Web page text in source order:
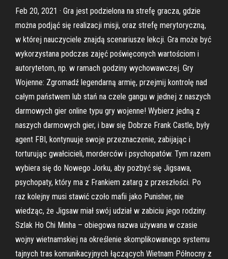
Feb 20, 2021 · Gra jest podzielona na strefę gracza, gdzie
można podjąć się realizacji misji, oraz strefę merytoryczną,
w której nauczyciele znajdą scenariusze lekcji. Gra może być
wykorzystana podczas zajęć poświęconych wartościom i
autorytetom, np. w ramach godziny wychowawczej. Gry
Wojenne: Zgromadź legendarną armię, przejmij kontrolę nad
całym państwem lub stań na czele gangu w jednej z naszych
darmowych gier online typu gry wojenne! Wybierz jedną z
naszych darmowych gier, i baw się Dobrze Frank Castle, były
agent FBI, kontynuuje swoje przeznaczenie, zabijając i
torturując gwałcicieli, morderców i psychopatów. Tym razem
wybiera się do Nowego Jorku, aby pozbyć się Jigsawa,
psychopaty, który ma z Frankiem zatarg z przeszłości. Po
raz kolejny musi stawić czoło mafii jako Punisher, nie
wiedząc, że Jigsaw miał swój udział w zabiciu jego rodziny.
Szlak Ho Chi Minha – obiegowa nazwa używana w czasie
wojny wietnamskiej na określenie skomplikowanego systemu
tajnych tras komunikacyjnych łączących Wietnam Północny z